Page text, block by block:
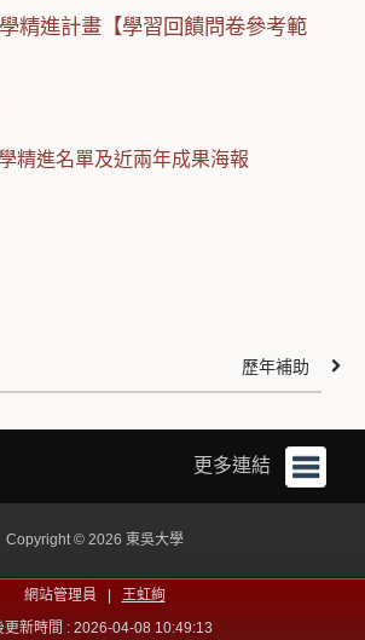
精進計畫【學習回饋問卷參考範
精進名單及近兩年成果海報
歷年補助
更多連結
Copyright © 2026 東吳大學
網站管理員 | 王虹絢
更新時間 : 2026-04-08 10:49:13